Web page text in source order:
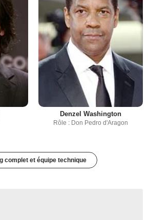
Denzel Washington
Rôle : Don Pedro d'Aragon
complet et équipe technique